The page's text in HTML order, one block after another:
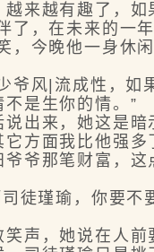
越有趣了，如
，在未来的一
，今晚他一身
风|流成性，如
是生你的情。”
来，她这是暗
方面我比他强
爷爷那笔财富
瑾瑜，你要不
声，她说在人前